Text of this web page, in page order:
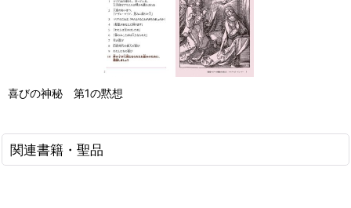
喜びの神秘 第1の黙想
関連書籍・聖品